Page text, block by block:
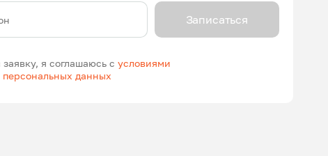
заявку, я соглашаюсь сусловиями
персональных данных
Записаться